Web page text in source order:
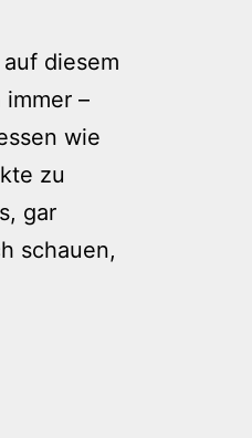
diesem
–
wie
zu
gar
schauen,